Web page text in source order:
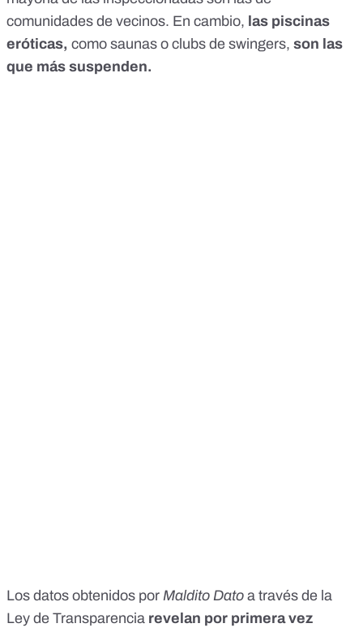
comunidades de vecinos. En cambio, las piscinas
eróticas, como saunas o clubs de swingers, son las
que más suspenden.
Los datos obtenidos por Maldito Dato a través de la
Ley de Transparencia revelan por primera vez